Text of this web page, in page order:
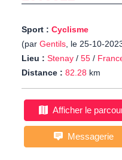
Sport : Cyclisme
(par Gentils, le 25-10-
Lieu : Stenay / 55 /
Distance : 82.28 km
Afficher le
Messagerie